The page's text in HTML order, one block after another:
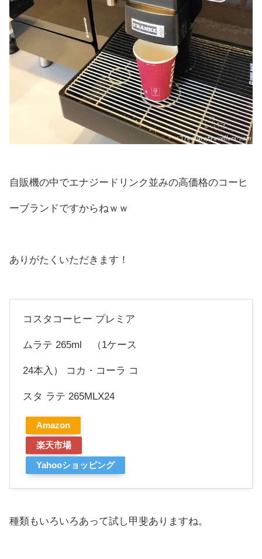
自販機の中でエナジードリンク並みの高価格のコーヒ
ーブランドですからねｗｗ
ありがたくいただきます！
コスタコーヒー プレミア
ムラテ 265ml （1ケース
24本入） コカ・コーラ コ
スタ ラテ 265MLX24
Amazon
楽天市場
Yahooショッピング
種類もいろいろあって試し甲斐ありますね。